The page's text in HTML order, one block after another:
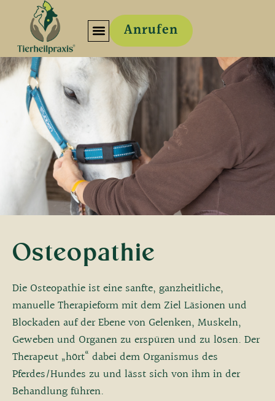
Anrufen
Osteopathie
Die Osteopathie ist eine sanfte, ganzheitliche,
manuelle Therapieform mit dem Ziel Läsionen und
Blockaden auf der Ebene von Gelenken, Muskeln,
Geweben und Organen zu erspüren und zu lösen. Der
Therapeut „hört“ dabei dem Organismus des
Pferdes/Hundes zu und lässt sich von ihm in der
Behandlung führen.